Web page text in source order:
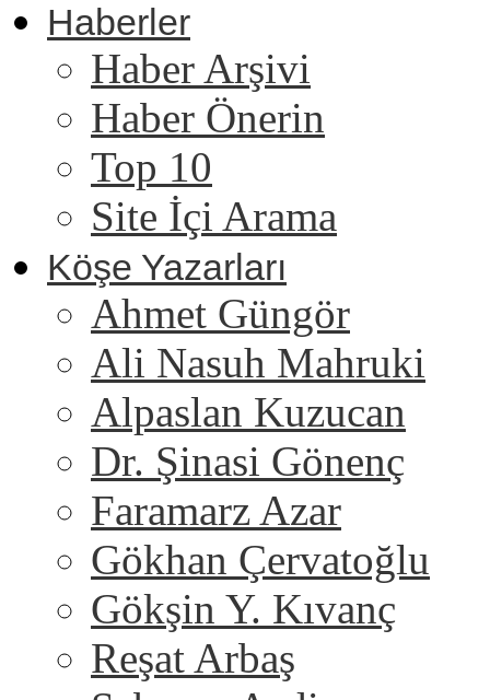
Haberler
Haber Arşivi
Haber Önerin
Top 10
Site İçi Arama
Köşe Yazarları
Ahmet Güngör
Ali Nasuh Mahruki
Alpaslan Kuzucan
Dr. Şinasi Gönenç
Faramarz Azar
Gökhan Çervatoğlu
Gökşin Y. Kıvanç
Reşat Arbaş